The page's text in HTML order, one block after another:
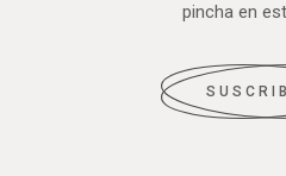
pincha en